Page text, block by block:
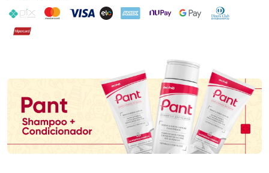
PIX MasterCard
VISA ELO AMEX NuPay Google PayDiners Club
Hipercard
Promoção em Destaque